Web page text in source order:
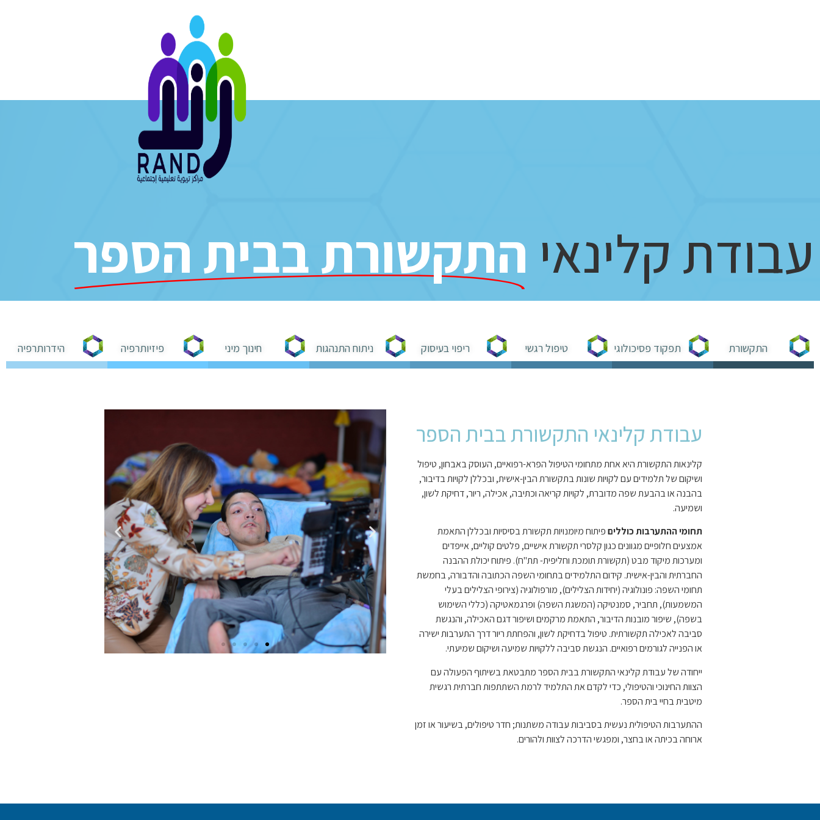
עבודת קלינאי התקשורת בבית הספר
התקשורת תפקוד פסיכולוגי טיפול רגשי ריפוי בעיסוק ניתוח התנהגות חינוך מיני פיזיותרפיה הידרותרפיה
עבודת קלינאי התקשורת בבית הספר
קלינאות התקשורת היא אחת מתחומי הטיפול הפרא-רפואיים, העוסק באבחון, טיפול
ושיקום של תלמידים עם לקויות שונות בתקשורת הבין-אישית, ובכללן לקויות בדיבור,
בהבנה או בהבעת שפה מדוברת, לקויות קריאה וכתיבה, אכילה, ריור, דחיקת לשון,
ושמיעה.
תחומי ההתערבות כולליםפיתוח מיומנויות תקשורת בסיסיות ובכללן התאמת
אמצעים חלופיים מגוונים כגון קלסרי תקשורת אישיים, פלטים קוליים, אייפדים
ומערכות מיקוד מבט (תקשורת תומכת וחליפית- תת"ח). פיתוח יכולת ההבנה
החברתית והבין-אישית. קידום התלמידים בתחומי השפה הכתובה והדבורה, בחמשת
תחומי השפה: פונולוגיה (יחידות הצלילים), מורפולוגיה (צירופי הצלילים בעלי
המשמעות), תחביר, סמנטיקה (המשגת השפה) ופרגמאטיקה (כללי השימוש
בשפה), שיפור מובנות הדיבור, התאמת מרקמים ושיפור דגם האכילה, והנגשת
סביבה לאכילה תקשורתית. טיפול בדחיקת לשון, והפחתת ריור דרך התערבות ישירה
או הפנייה לגורמים רפואיים. הנגשת סביבה ללקויות שמיעה ושיקום שמיעתי.
ייחודה של עבודת קלינאי התקשורת בבית הספר מתבטאת בשיתוף הפעולה עם
הצוות החינוכי והטיפולי, כדי לקדם את התלמיד לרמת השתתפות חברתית רגשית
מיטבית בחיי בית הספר.
ההתערבות הטיפולית נעשית בסביבות עבודה משתנות; חדר טיפולים, בשיעור או זמן
ארוחה בכיתה או בחצר, ומפגשי הדרכה לצוות ולהורים.